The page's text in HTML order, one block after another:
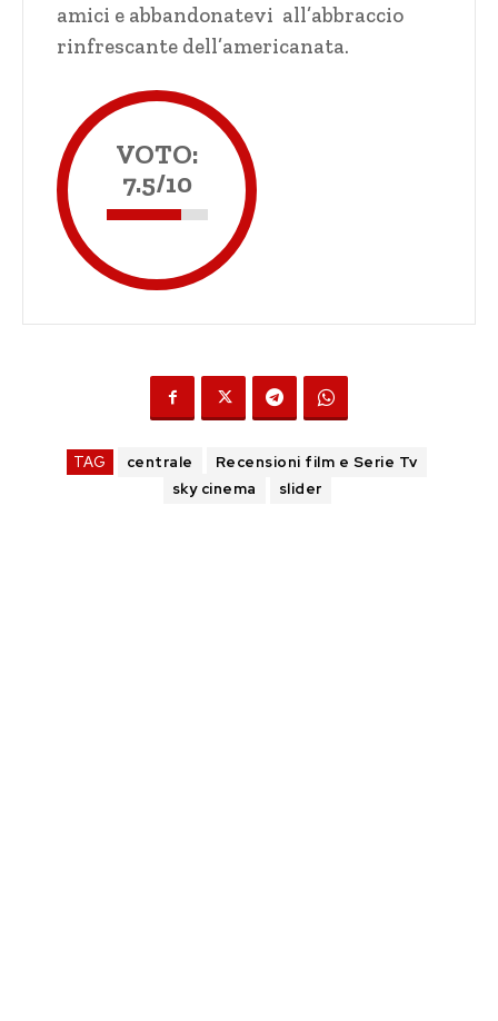
amici e abbandonatevi all’abbraccio
rinfrescante dell’americanata.
VOTO:
7.5/10
TAG centrale
Recensioni film e Serie Tv
sky cinema
slider